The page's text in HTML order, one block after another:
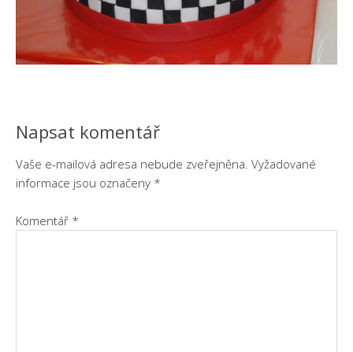
Napsat komentář
Vaše e-mailová adresa nebude zveřejněna. Vyžadované
informace jsou označeny *
Komentář *